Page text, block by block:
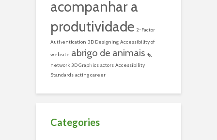
acompanhar a
produtividade 2-Factor
Authentication 3D Designing Accessibility of
website abrigo de animais 4g
network 3D Graphics actors Accessibility
Standards acting career
Categories